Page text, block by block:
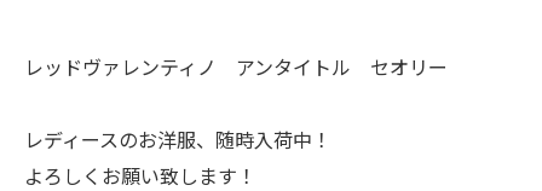
レッドヴァレンティノ アンタイトル セオリー
レディースのお洋服、随時入荷中！
よろしくお願い致します！